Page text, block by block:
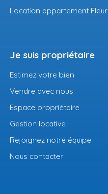
Location appartement
Je suis propriétaire
Estimez votre bien
Vendre avec nous
Espace propriétaire
Gestion locative
Rejoignez notre équipe
Nous contacter